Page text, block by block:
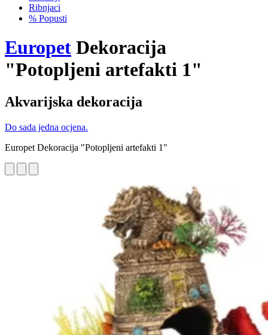
Ribnjaci
% Popusti
Europet Dekoracija
"Potopljeni artefakti 1"
Akvarijska dekoracija
Do sada jedna ocjena.
Europet Dekoracija "Potopljeni artefakti 1"